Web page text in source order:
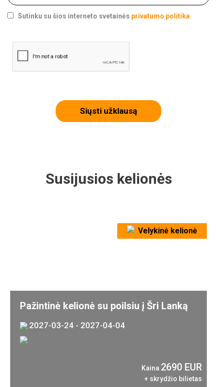
Sutinku su šios interneto svetainės privatumo politika.
Siųsti užklausą
Susijusios kelionės
Velykinė kelionė
Pažintinė kelionė su poilsiu į Šri Lanką
2027-03-24 - 2027-04-04
Kaina 2690 EUR
+ skrydžio bilietas